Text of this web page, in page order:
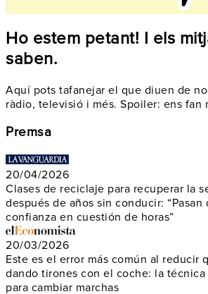
Ho estem petant! I els
saben.
Aquí pots tafanejar el que diuen de
ràdio, televisió i més. Spoiler: ens fan
Premsa
20/04/2026
Clases de reciclaje para recuperar la
después de años sin conducir: “Pasan
confianza en cuestión de horas”
20/03/2026
Este es el error más común al reducir
dando tirones con el coche: la
para cambiar marchas